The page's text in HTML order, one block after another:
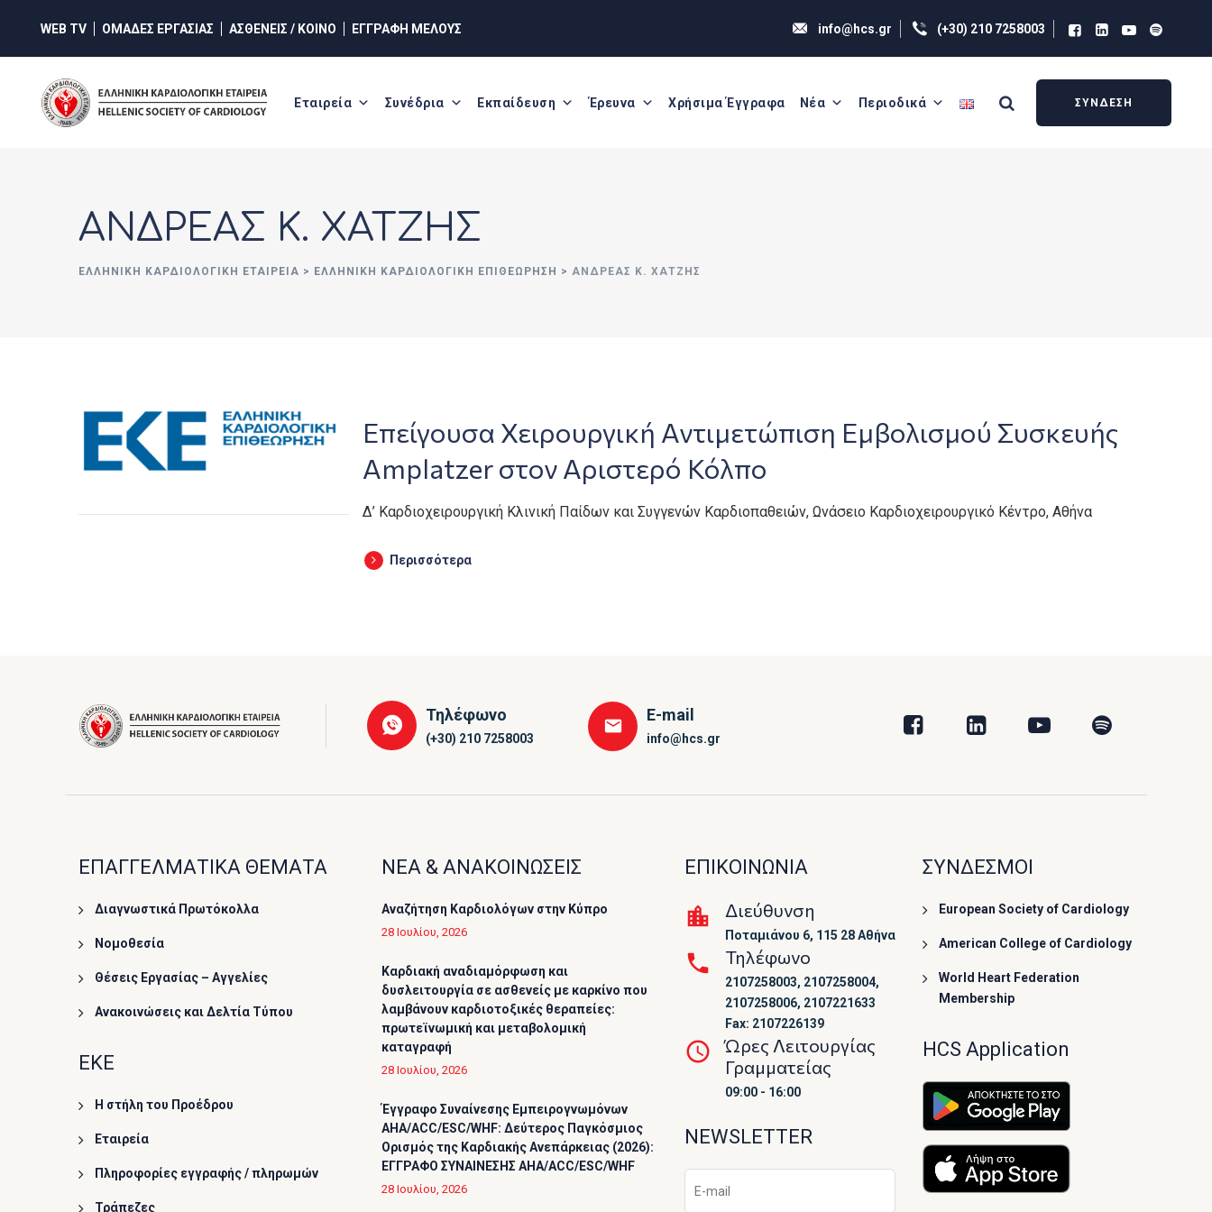
content
WEB TV ΟΜΑΔΕΣ ΕΡΓΑΣΙΑΣ ΑΣΘΕΝΕΙΣ / ΚΟΙΝΟ ΕΓΓΡΑΦΗ ΜΕΛΟΥΣ info@hcs.gr (+30) 210 7258003
Εταιρεία Συνέδρια Εκπαίδευση Έρευνα Χρήσιμα Έγγραφα Νέα Περιοδικά ΣΥΝΔΕΣΗ
ΑΝΔΡΕΑΣ Κ. ΧΑΤΖΗΣ
ΕΛΛΗΝΙΚΉ ΚΑΡΔΙΟΛΟΓΙΚΉ ΕΤΑΙΡΕΊΑ > ΕΛΛΗΝΙΚΗ ΚΑΡΔΙΟΛΟΓΙΚΗ ΕΠΙΘΕΩΡΗΣΗ > ΑΝΔΡΕΑΣ Κ. ΧΑΤΖΗΣ
Επείγουσα Χειρουργική Αντιμετώπιση Εμβολισμού Συσκευής
Amplatzer στον Αριστερό Κόλπο
Δ’ Καρδιοχειρουργική Κλινική Παίδων και Συγγενών Καρδιοπαθειών, Ωνάσειο Καρδιοχειρουργικό Κέντρο, Αθήνα
Περισσότερα
Τηλέφωνο
(+30) 210 7258003
E-mail
info@hcs.gr
ΕΠΑΓΓΕΛΜΑΤΙΚΑ ΘΕΜΑΤΑ
Διαγνωστικά Πρωτόκολλα
Νομοθεσία
Θέσεις Εργασίας – Αγγελίες
Ανακοινώσεις και Δελτία Τύπου
ΕΚΕ
Η στήλη του Προέδρου
Εταιρεία
Πληροφορίες εγγραφής / πληρωμών
Τράπεζες
ΝΕΑ & ΑΝΑΚΟΙΝΩΣΕΙΣ
Αναζήτηση Καρδιολόγων στην Κύπρο
28 Ιουλίου, 2026
Καρδιακή αναδιαμόρφωση και
δυσλειτουργία σε ασθενείς με καρκίνο που
λαμβάνουν καρδιοτοξικές θεραπείες:
πρωτεϊνωμική και μεταβολομική
καταγραφή
28 Ιουλίου, 2026
Έγγραφο Συναίνεσης Εμπειρογνωμόνων
AHA/ACC/ESC/WHF: Δεύτερος Παγκόσμιος
Ορισμός της Καρδιακής Ανεπάρκειας (2026):
ΕΓΓΡΑΦΟ ΣΥΝΑΙΝΕΣΗΣ AHA/ACC/ESC/WHF
28 Ιουλίου, 2026
ΕΠΙΚΟΙΝΩΝΙΑ
Διεύθυνση
Ποταμιάνου 6, 115 28 Αθήνα
Τηλέφωνο
2107258003, 2107258004,
2107258006, 2107221633
Fax: 2107226139
Ώρες Λειτουργίας
Γραμματείας
09:00 - 16:00
NEWSLETTER
ΣΥΝΔΕΣΜΟΙ
European Society of Cardiology
American College of Cardiology
World Heart Federation
Membership
HCS Application